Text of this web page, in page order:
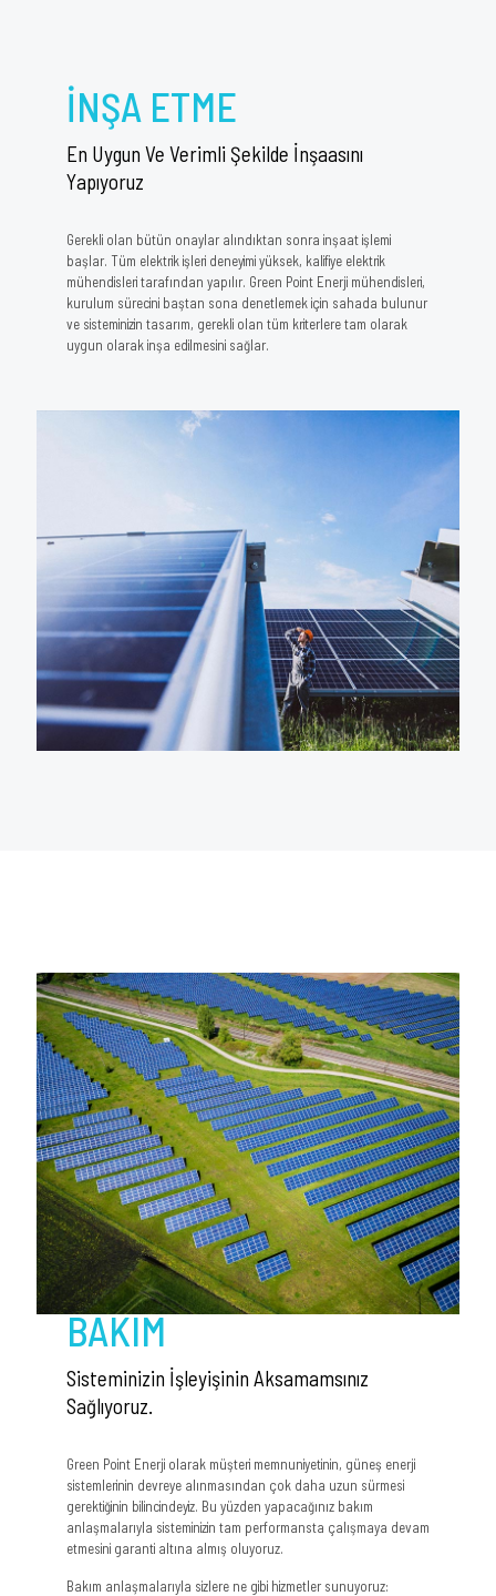
İNŞA ETME
En Uygun Ve Verimli Şekilde İnşaasını
Yapıyoruz
Gerekli olan bütün onaylar alındıktan sonra inşaat işlemi
başlar. Tüm elektrik işleri deneyimi yüksek, kalifiye elektrik
mühendisleri tarafından yapılır. Green Point Enerji mühendisleri,
kurulum sürecini baştan sona denetlemek için sahada bulunur
ve sisteminizin tasarım, gerekli olan tüm kriterlere tam olarak
uygun olarak inşa edilmesini sağlar.
BAKIM
Sisteminizin İşleyişinin Aksamamsınız
Sağlıyoruz.
Green Point Enerji olarak müşteri memnuniyetinin, güneş enerji
sistemlerinin devreye alınmasından çok daha uzun sürmesi
gerektiğinin bilincindeyiz. Bu yüzden yapacağınız bakım
anlaşmalarıyla sisteminizin tam performansta çalışmaya devam
etmesini garanti altına almış oluyoruz.
Bakım anlaşmalarıyla sizlere ne gibi hizmetler sunuyoruz: